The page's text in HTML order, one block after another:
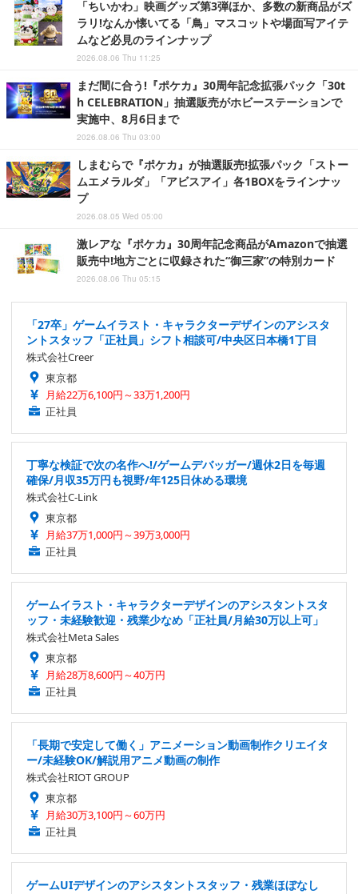
「ちいかわ」映画グッズ第3弾ほか、多数の新商品がズ
ラリ!なんか懐いてる「鳥」マスコットや場面写アイテ
ムなど必見のラインナップ
2026.08.06 Thu 11:25
まだ間に合う!『ポケカ』30周年記念拡張パック「30t
h CELEBRATION」抽選販売がホビーステーションで
実施中、8月6日まで
2026.08.06 Thu 03:00
しまむらで『ポケカ』が抽選販売!拡張パック「ストー
ムエメラルダ」「アビスアイ」各1BOXをラインナッ
プ
2026.08.05 Wed 05:00
激レアな『ポケカ』30周年記念商品がAmazonで抽選
販売中!地方ごとに収録された“御三家”の特別カード
2026.08.06 Thu 05:15
「27卒」ゲームイラスト・キャラクターデザインのアシスタ
ントスタッフ「正社員」シフト相談可/中央区日本橋1丁目
株式会社Creer
東京都
月給22万6,100円～33万1,200円
正社員
丁寧な検証で次の名作へ!/ゲームデバッガー/週休2日を毎週
確保/月収35万円も視野/年125日休める環境
株式会社C-Link
東京都
月給37万1,000円～39万3,000円
正社員
ゲームイラスト・キャラクターデザインのアシスタントスタ
ッフ・未経験歓迎・残業少なめ「正社員/月給30万以上可」
株式会社Meta Sales
東京都
月給28万8,600円～40万円
正社員
「長期で安定して働く」アニメーション動画制作クリエイタ
ー/未経験OK/解説用アニメ動画の制作
株式会社RIOT GROUP
東京都
月給30万3,100円～60万円
正社員
ゲームUIデザインのアシスタントスタッフ・残業ほぼなし